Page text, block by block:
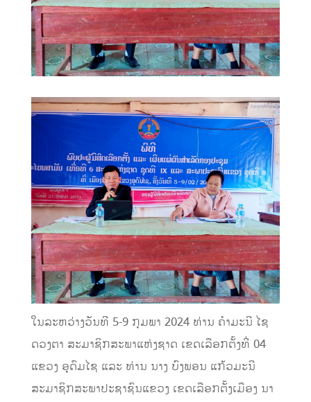
ໃນລະຫວ່າງວັນທີ 5-9 ກຸມພາ 2024 ທ່ານ ຄຳມະນີ ໄຊ
ດວງຕາ ສະມາຊິກສະພາແຫ່ງຊາດ ເຂດເລືອກຕັ້ງທີ່ 04
ແຂວງ ອຸດົມໄຊ ແລະ ທ່ານ ນາງ ບົງພອນ ແກ້ວມະນີ
ສະມາຊິກສະພາປະຊາຊົນແຂວງ ເຂດເລືອກຕັ້ງເມືອງ ນາ